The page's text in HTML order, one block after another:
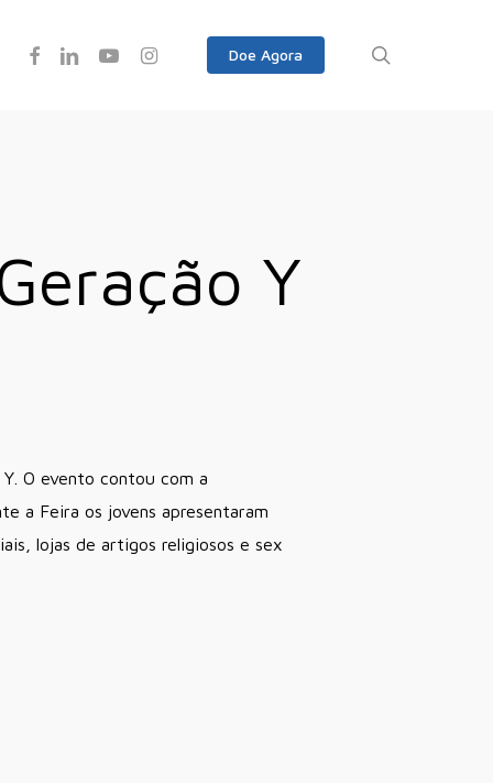
Doe Agora
FacebookLinkedinYoutubeInstagram
Y
O evento contou com a
a Feira os jovens apresentaram
lojas de artigos religiosos e sex